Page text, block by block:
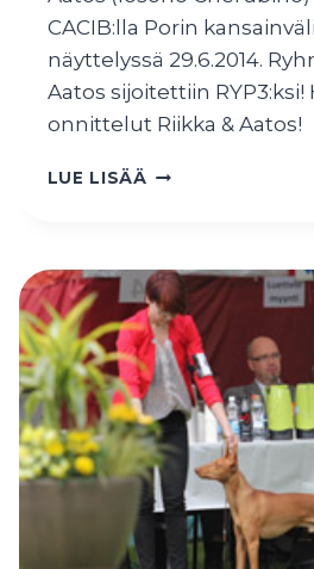
CACIB:lla Porin
näyttelyssä 29.6.2014.
Aatos sijoitettiin RYP3:ksi!
onnittelut Riikka & Aatos!
LUE LISÄÄ AATOS